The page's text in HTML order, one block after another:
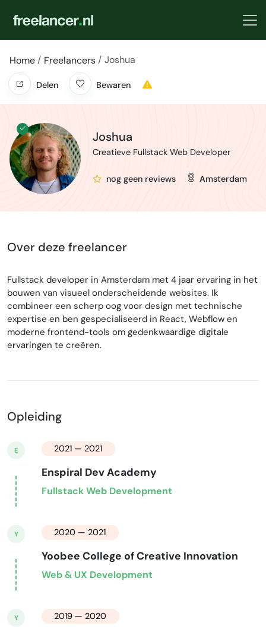
Home Freelancers Joshua
Delen Bewaren
Joshua
Creatieve Fullstack Web Developer
nog geen reviews Amsterdam
Over deze freelancer
Fullstack developer in Amsterdam met 4 jaar ervaring in het
bouwen van visueel onderscheidende websites. Ik
combineer een scherp oog voor design met technische
expertise en ben gespecialiseerd in React, Webflow en
moderne frontend-tools om gedenkwaardige digitale
ervaringen te creëren.
Opleiding
E 2021 — 2021
Enspiral Dev Academy
Fullstack Web Development
Y 2020 — 2021
Yoobee College of Creative Innovation
Web & UX Development
Y 2019 — 2020